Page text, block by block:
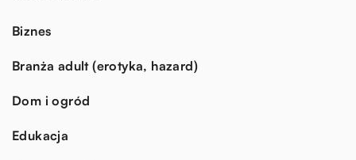
Biznes
Branża adult (erotyka, hazard)
Dom i ogród
Edukacja